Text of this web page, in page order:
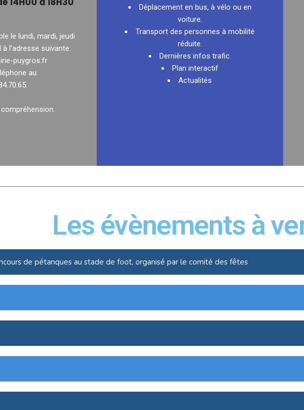
le lundi, mardi, jeudi
l’adresse suivante:
puygros.fr
au
Déplacement en bus, à vélo ou en
voiture.
Transport des personnes à mobilité
réduite.
Dernières infos trafic.
Plan interactif
Actualités
Les évènements à
de pétanques au stade de foot, organisé par le comité des fêtes